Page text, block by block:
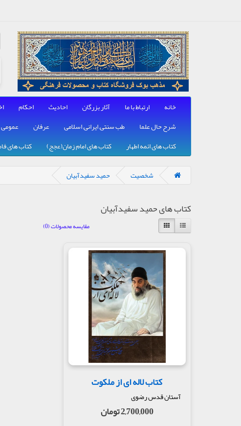
خانه ارتباط با ما آثار بزرگان احادیث احکام
شرح حال علما
طب سنتی, ایرانی, اسلامی عرفان عمومی
کتاب های ائمه اطهار
کتاب های امام زمان(عجج) کتاب های
شخصیت حمید سفیدآبیان
کتاب های حمید سفیدآبیان
مقایسه محصولات (0)
کتاب لاله ای از ملکوت
آستان قدس رضوی
2,700,000 تومان